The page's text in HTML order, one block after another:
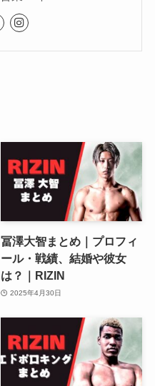
冨澤大智まとめ｜プロフィ
ール・戦績、結婚や彼女
は？｜RIZIN
2025年4月30日